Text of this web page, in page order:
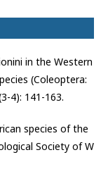
in the Western
(Coleoptera:
4): 141-163.
species of the
Society of W